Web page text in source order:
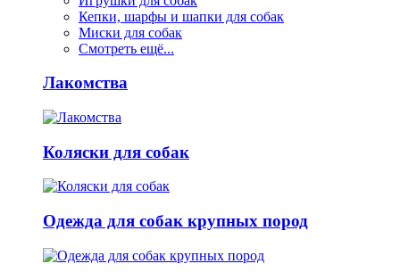
Кепки, шарфы и шапки для собак
Миски для собак
Смотреть ещё...
Лакомства
Коляски для собак
Одежда для собак крупных пород